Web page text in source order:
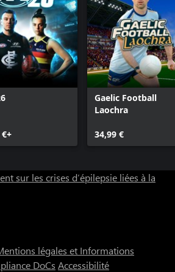
Gaelic Football
Laochra
34,99 €
sur les crises d’épilepsie liées à la
légales et Informations
DoCs Accessibilité